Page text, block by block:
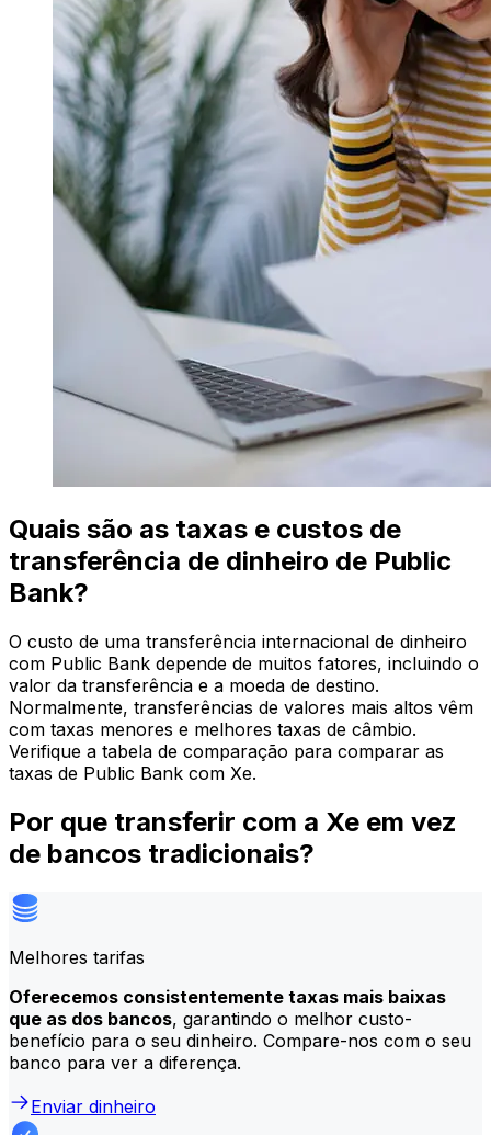
Quais são as taxas e custos de
transferência de dinheiro de Public
Bank?
O custo de uma transferência internacional de dinheiro
com Public Bank depende de muitos fatores, incluindo o
valor da transferência e a moeda de destino.
Normalmente, transferências de valores mais altos vêm
com taxas menores e melhores taxas de câmbio.
Verifique a tabela de comparação para comparar as
taxas de Public Bank com Xe.
Por que transferir com a Xe em vez
de bancos tradicionais?
Melhores tarifas
Oferecemos consistentemente taxas mais baixas
que as dos bancos, garantindo o melhor custo-
benefício para o seu dinheiro. Compare-nos com o seu
banco para ver a diferença.
Enviar dinheiro